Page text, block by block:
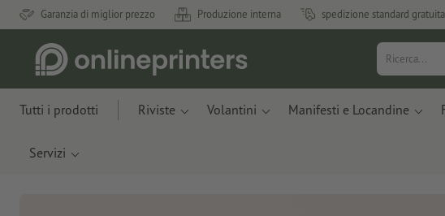
Garanzia di miglior prezzo Produzione interna spedizione standard gratuita
Tutti i prodotti Riviste Volantini Manifesti e Locandine
Servizi